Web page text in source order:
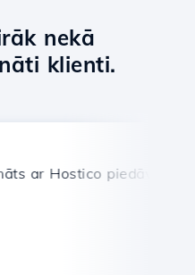
nekā
klienti.
dienests.
Hostico piedāvātajiem